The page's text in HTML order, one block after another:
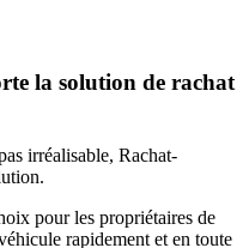
la solution de rachat
irréalisable, Rachat-
pour les propriétaires de
rapidement et en toute